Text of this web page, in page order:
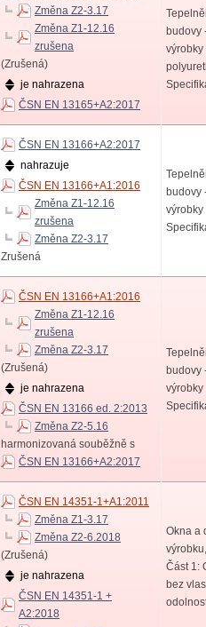
Změna Z2-3.17
Změna Z1-12.16
zrušena
(Zrušená)
je nahrazena
ČSN EN 13165+A2:2017
budovy
výrobky
ČSN EN 13166+A2:2017
nahrazuje
ČSN EN 13166+A1:2016
Změna Z1-12.16
zrušena
Změna Z2-3.17
Zrušená
budovy
výrobky
ČSN EN 13166+A1:2016
Změna Z1-12.16
zrušena
Změna Z2-3.17
(Zrušená)
je nahrazena
ČSN EN 13166 ed. 2:2013
Změna Z2-5.16
harmonizovaná souběžně s
ČSN EN 13166+A2:2017
budovy
výrobky
ČSN EN 14351-1+A1:2011
Změna Z1-3.17
Změna Z2-6.2018
(Zrušená)
je nahrazena
ČSN EN 14351-1 +
A2:2018
Okna a
Část 1:
bez